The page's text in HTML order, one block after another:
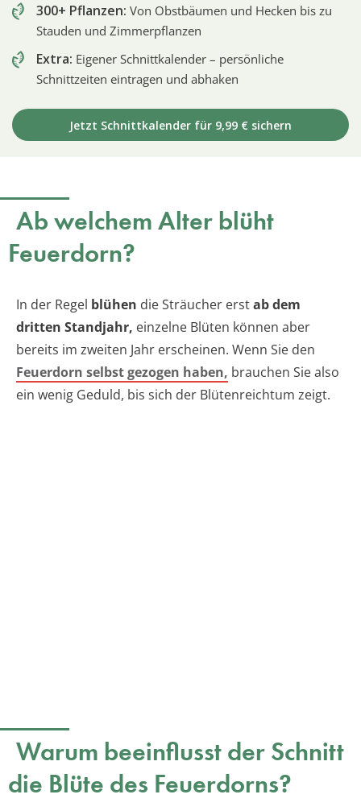
300+ Pflanzen: Von Obstbäumen und Hecken bis zu
Stauden und Zimmerpflanzen
Extra: Eigener Schnittkalender – persönliche
Schnittzeiten eintragen und abhaken
Jetzt Schnittkalender für 9,99 € sichern
Ab welchem Alter blüht
Feuerdorn?
In der Regel blühen die Sträucher erstab dem
dritten Standjahr, einzelne Blüten können aber
bereits im zweiten Jahr erscheinen. Wenn Sie den
Feuerdorn selbst gezogen haben, brauchen Sie also
ein wenig Geduld, bis sich der Blütenreichtum zeigt.
Warum beeinflusst der Schnitt
die Blüte des Feuerdorns?